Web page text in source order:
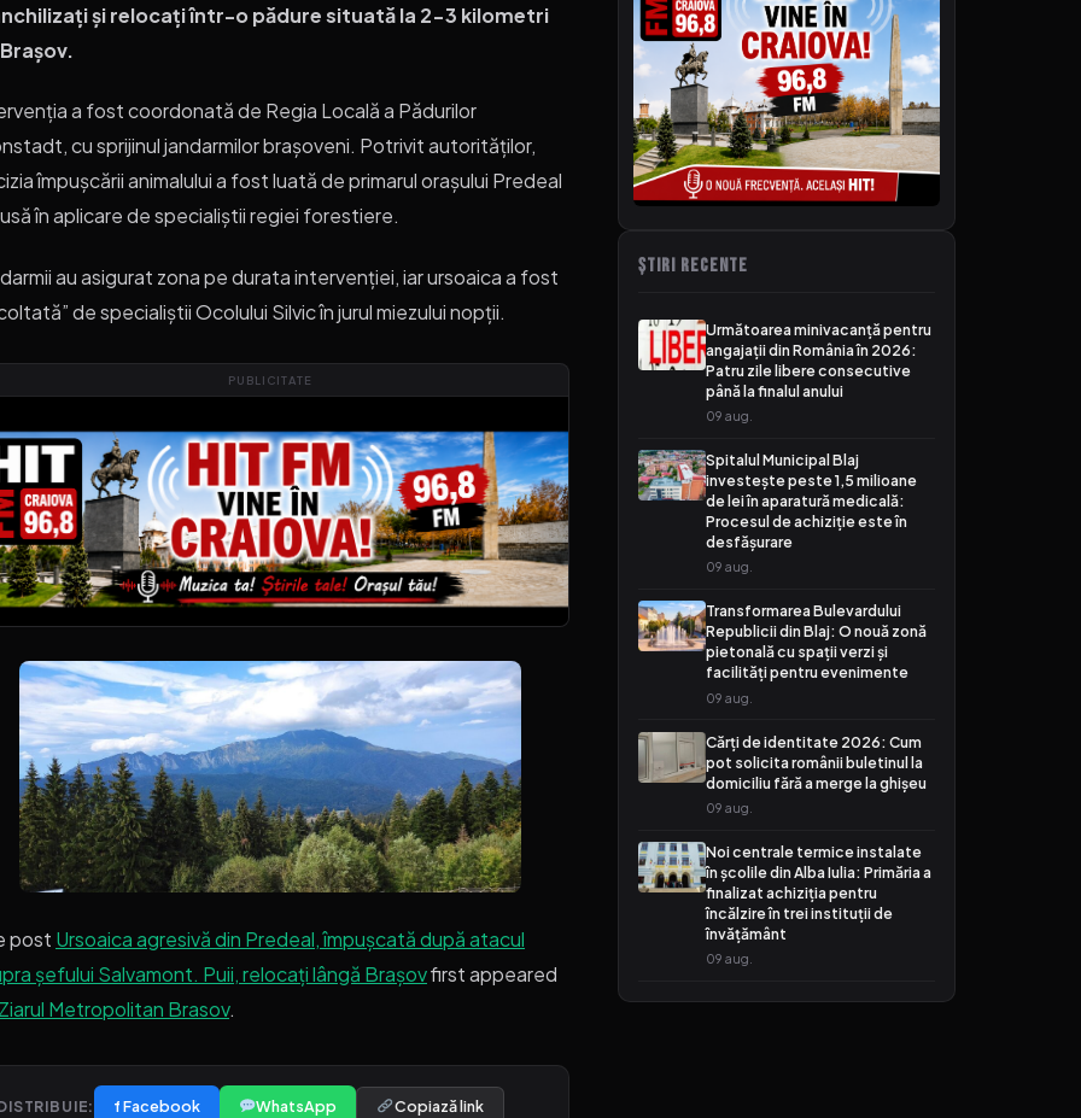
și relocați într-o pădure situată la 2-3 kilometri
a fost coordonată de Regia Locală a Pădurilor
cu sprijinul jandarmilor brașoveni. Potrivit autorităților,
împușcării animalului a fost luată de primarul orașului Predeal
în aplicare de specialiștii regiei forestiere.
au asigurat zona pe durata intervenției, iar ursoaica a fost
de specialiștii Ocolului Silvic în jurul miezului nopții.
PUBLICITATE
post Ursoaica agresivă din Predeal, împușcată după atacul
șefului Salvamont. Puii, relocați lângă Brașovfirst appeared
Ziarul Metropolitan Brasov.
f Facebook WhatsApp Copiază link
ȘTIRI RECENTE
Următoarea minivacanță pentru
angajații din România în 2026:
Patru zile libere consecutive
până la finalul anului
09 aug.
Spitalul Municipal Blaj
investește peste 1,5 milioane
de lei în aparatură medicală:
Procesul de achiziție este în
desfășurare
09 aug.
Transformarea Bulevardului
Republicii din Blaj: O nouă zonă
pietonală cu spații verzi și
facilități pentru evenimente
09 aug.
Cărți de identitate 2026: Cum
pot solicita românii buletinul la
domiciliu fără a merge la ghișeu
09 aug.
Noi centrale termice instalate
în școlile din Alba Iulia: Primăria a
finalizat achiziția pentru
încălzire în trei instituții de
învățământ
09 aug.